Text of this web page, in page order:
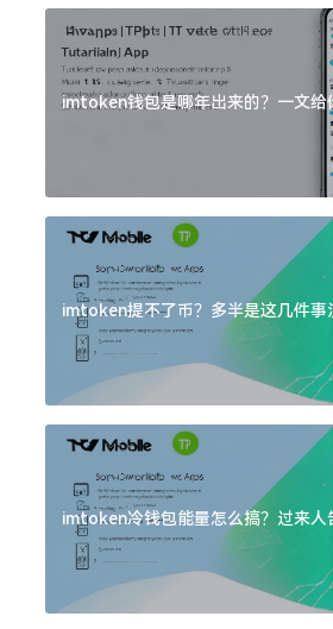
imtoken钱包是哪年出来的？一文给
imtoken提不了币？多半是这几件事
imtoken冷钱包能量怎么搞？过来人